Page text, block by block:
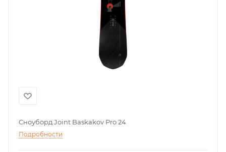
Сноуборд Joint Baskakov Pro 24
Подробности